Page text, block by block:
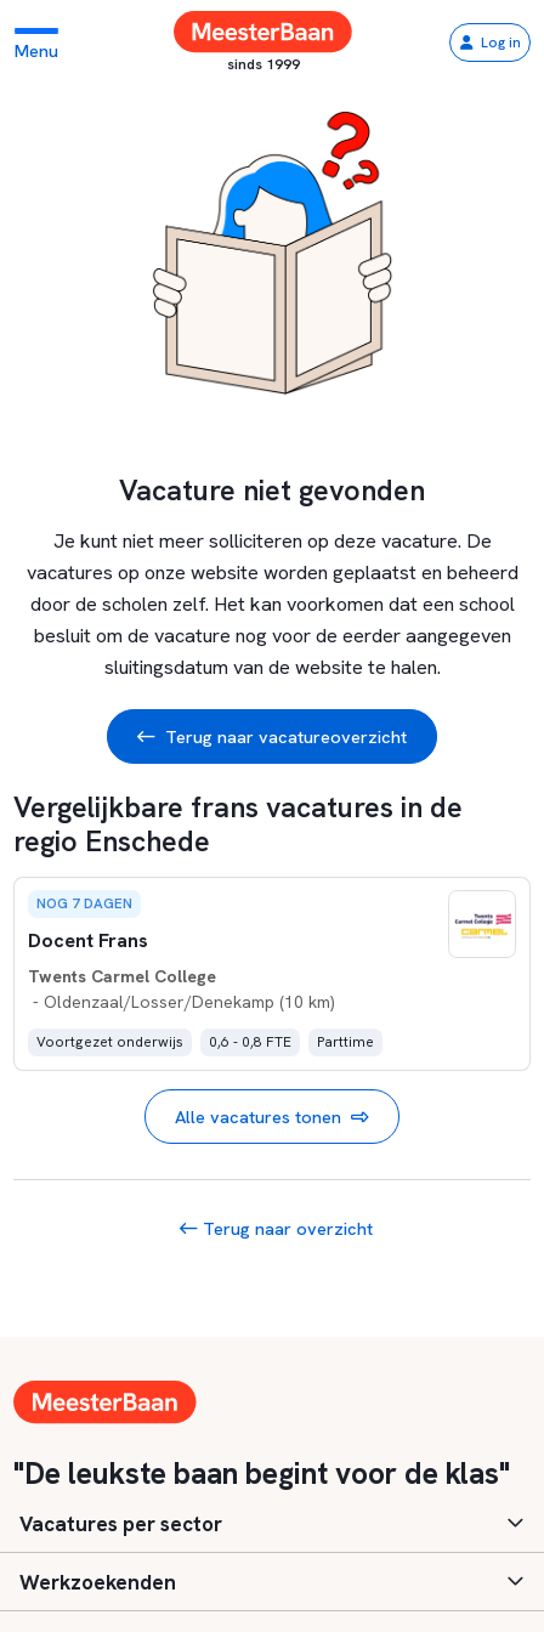
Menu
sinds 1999
Log in
Vacature niet gevonden
Je kunt niet meer solliciteren op deze vacature. De
vacatures op onze website worden geplaatst en beheerd
door de scholen zelf. Het kan voorkomen dat een school
besluit om de vacature nog voor de eerder aangegeven
sluitingsdatum van de website te halen.
Terug naar vacatureoverzicht
Vergelijkbare frans vacatures in de
regio Enschede
NOG 7 DAGEN
Docent Frans
Twents Carmel College
- Oldenzaal/Losser/Denekamp (10 km)
Voortgezet onderwijs 0,6 - 0,8 FTE Parttime
Alle vacatures tonen
Terug naar overzicht
"De leukste baan begint voor de klas"
Vacatures per sector
Basisonderwijs
Werkzoekenden